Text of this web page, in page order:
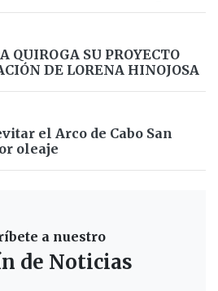
QUIROGA SU PROYECTO
DE LORENA HINOJOSA
el Arco de Cabo San
oleaje
a nuestro
de Noticias